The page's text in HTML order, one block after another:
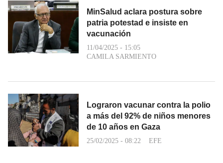
MinSalud aclara postura sobre
patria potestad e insiste en
vacunación
11/04/2025 - 15:05
CAMILA SARMIENTO
Lograron vacunar contra la polio
a más del 92% de niños menores
de 10 años en Gaza
25/02/2025 - 08:22 EFE